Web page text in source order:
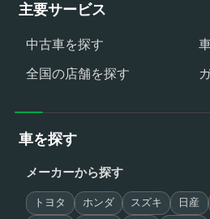
主要サービス
中古車を探す
全国の店舗を探す
車を探す
メーカーから探す
トヨタ ホンダ スズキ 日産